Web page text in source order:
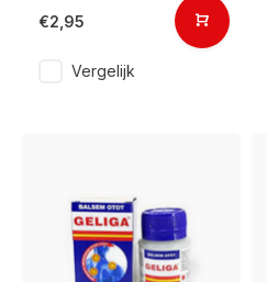
€2,95
Vergelijk